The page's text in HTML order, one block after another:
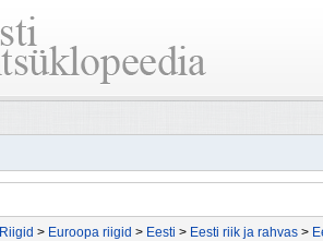
Riigid > Euroopa riigid > Eesti > Eesti riik ja rahvas >